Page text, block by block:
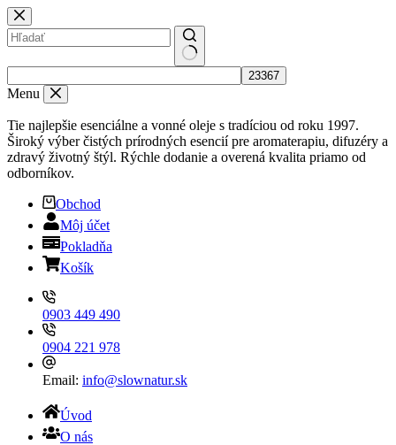
Skip
to
content
results
Menu
Tie najlepšie esenciálne a vonné oleje s tradíciou od roku 1997.
Široký výber čistých prírodných esencií pre aromaterapiu, difuzéry a
zdravý životný štýl. Rýchle dodanie a overená kvalita priamo od
odborníkov.
Obchod
Môj účet
Pokladňa
Košík
0903 449 490
0904 221 978
Email: info@slownatur.sk
Úvod
O nás